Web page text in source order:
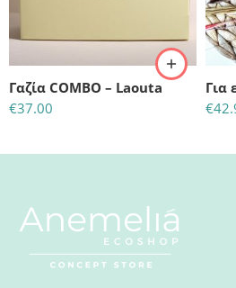
Γαζία COMBO – Laouta
€37.00 €